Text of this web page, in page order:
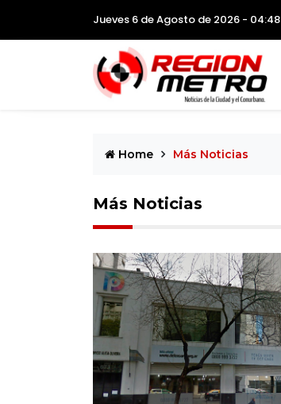
Jueves 6 de Agosto de 2026 - 04:48
Home Más Noticias
Más Noticias